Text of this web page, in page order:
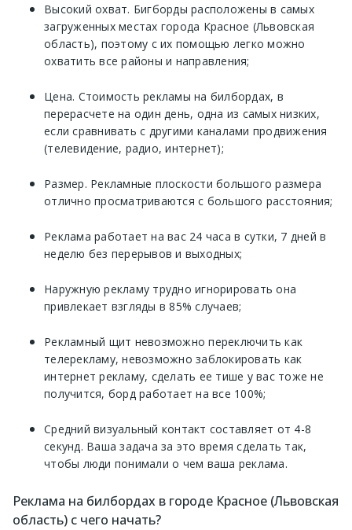
Высокий охват. Бигборды расположены в самых
загруженных местах города Красное (Львовская
область), поэтому с их помощью легко можно
охватить все районы и направления;
Цена. Стоимость рекламы на билбордах, в
перерасчете на один день, одна из самых низких,
если сравнивать с другими каналами продвижения
(телевидение, радио, интернет);
Размер. Рекламные плоскости большого размера
отлично просматриваются с большого расстояния;
Реклама работает на вас 24 часа в сутки, 7 дней в
неделю без перерывов и выходных;
Наружную рекламу трудно игнорировать она
привлекает взгляды в 85% случаев;
Рекламный щит невозможно переключить как
телерекламу, невозможно заблокировать как
интернет рекламу, сделать ее тише у вас тоже не
получится, борд работает на все 100%;
Средний визуальный контакт составляет от 4-8
секунд. Ваша задача за это время сделать так,
чтобы люди понимали о чем ваша реклама.
Реклама на билбордах в городе Красное (Львовская
область) с чего начать?